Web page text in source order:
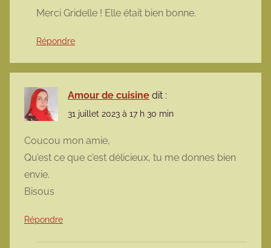
Merci Gridelle ! Elle était bien bonne.
Répondre
Amour de cuisine dit :
31 juillet 2023 à 17 h 30 min
Coucou mon amie,
Qu’est ce que c’est délicieux, tu me donnes bien
envie.
Bisous
Répondre